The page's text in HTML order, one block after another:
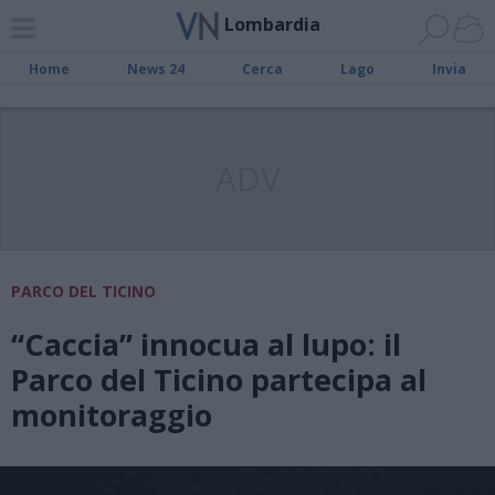
Lombardia
Home News 24 Cerca Lago Invia
PARCO DEL TICINO
“Caccia” innocua al lupo: il
Parco del Ticino partecipa al
monitoraggio